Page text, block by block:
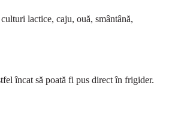
lactice, caju, ouă, smântână,
încat să poată fi pus direct în frigider.